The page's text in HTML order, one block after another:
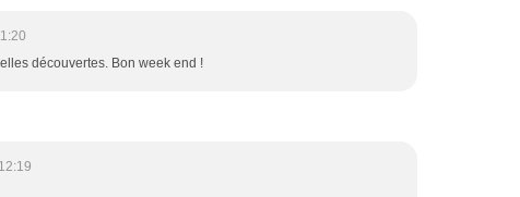
découvertes. Bon week end !